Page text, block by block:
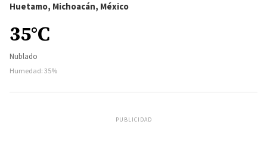
Huetamo, Michoacán, México
35°C
Nublado
Humedad: 35%
PUBLICIDAD